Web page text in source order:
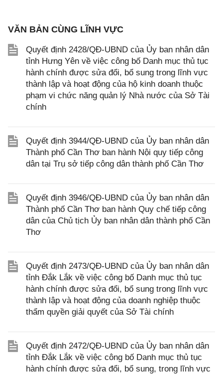
VĂN BẢN CÙNG LĨNH VỰC
Quyết định 2428/QĐ-UBND của Ủy ban nhân dân
tỉnh Hưng Yên về việc công bố Danh mục thủ tục
hành chính được sửa đổi, bổ sung trong lĩnh vực
thành lập và hoạt động của hộ kinh doanh thuộc
phạm vi chức năng quản lý Nhà nước của Sở Tài
chính
Quyết định 3944/QĐ-UBND của Ủy ban nhân dân
Thành phố Cần Thơ ban hành Nội quy tiếp công
dân tại Trụ sở tiếp công dân thành phố Cần Thơ
Quyết định 3946/QĐ-UBND của Ủy ban nhân dân
Thành phố Cần Thơ ban hành Quy chế tiếp công
dân của Chủ tịch Ủy ban nhân dân thành phố Cần
Thơ
Quyết định 2473/QĐ-UBND của Ủy ban nhân dân
tỉnh Đắk Lắk về việc công bố Danh mục thủ tục
hành chính được sửa đổi, bổ sung trong lĩnh vực
thành lập và hoạt động của doanh nghiệp thuộc
thẩm quyền giải quyết của Sở Tài chính
Quyết định 2472/QĐ-UBND của Ủy ban nhân dân
tỉnh Đắk Lắk về việc công bố Danh mục thủ tục
hành chính được sửa đổi, bổ sung, trong lĩnh vực